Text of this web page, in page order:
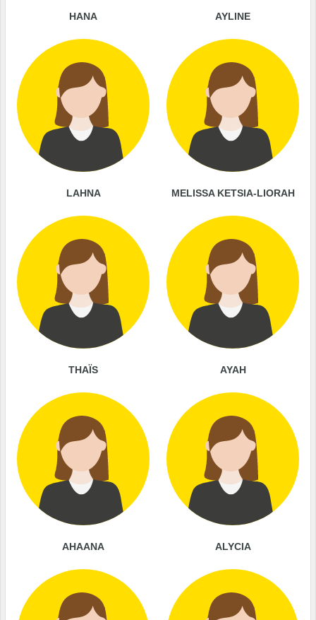
HANA AYLINE
LAHNA MELISSA KETSIA-LIORAH
THAÏS AYAH
AHAANA ALYCIA